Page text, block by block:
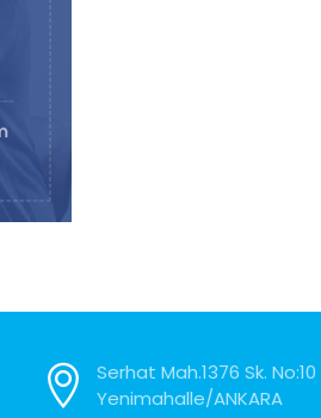
Serhat Mah.1376 Sk. No:10
Yenimahalle/ANKARA